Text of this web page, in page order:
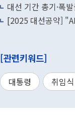
대선 기간 총기·폭
[2025 대선공약]
[관련키워드]
대통령 취임식